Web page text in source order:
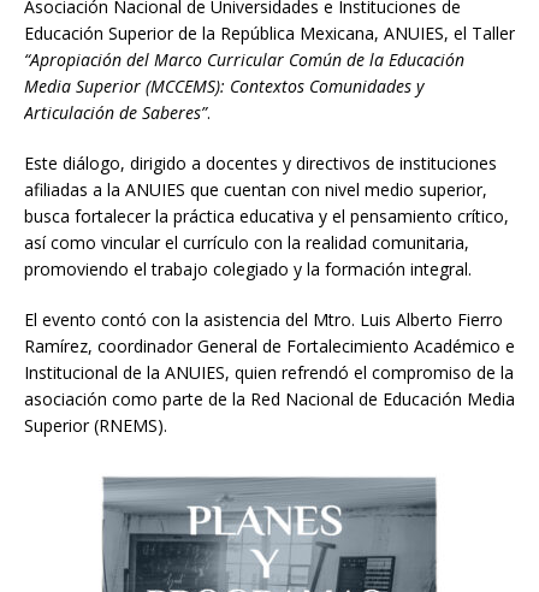
Asociación Nacional de Universidades e Instituciones de
Educación Superior de la República Mexicana, ANUIES, el Taller
“Apropiación del Marco Curricular Común de la Educación
Media Superior (MCCEMS): Contextos Comunidades y
Articulación de Saberes”.
Este diálogo, dirigido a docentes y directivos de instituciones
afiliadas a la ANUIES que cuentan con nivel medio superior,
busca fortalecer la práctica educativa y el pensamiento crítico,
así como vincular el currículo con la realidad comunitaria,
promoviendo el trabajo colegiado y la formación integral.
El evento contó con la asistencia del Mtro. Luis Alberto Fierro
Ramírez, coordinador General de Fortalecimiento Académico e
Institucional de la ANUIES, quien refrendó el compromiso de la
asociación como parte de la Red Nacional de Educación Media
Superior (RNEMS).